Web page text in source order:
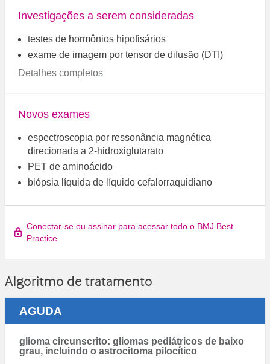
Investigações a serem consideradas
testes de hormônios hipofisários
exame de imagem por tensor de difusão (DTI)
Detalhes completos
Novos exames
espectroscopia por ressonância magnética
direcionada a 2-hidroxiglutarato
PET de aminoácido
biópsia líquida de líquido cefalorraquidiano
Conectar-se ou assinar para acessar todo o BMJ Best
Practice
Algoritmo de tratamento
AGUDA
glioma circunscrito: gliomas pediátricos de baixo
grau, incluindo o astrocitoma pilocítico